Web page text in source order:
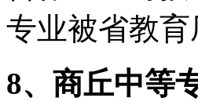
专业被省教
8、商丘中等